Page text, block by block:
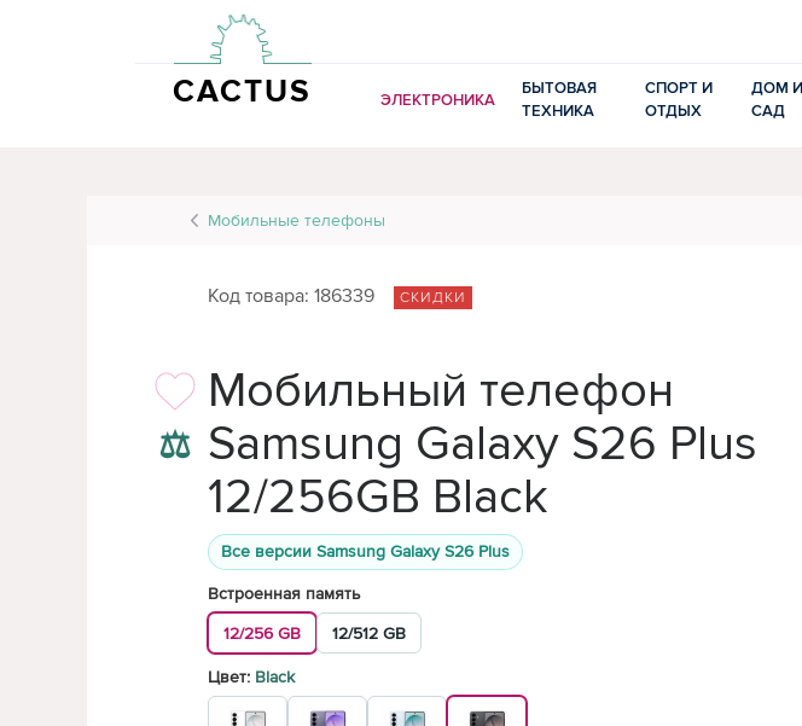
CACTUS ЭЛЕКТРОНИКА
БЫТОВАЯ
ТЕХНИКА
СПОРТ И
ОТДЫХ
ДОМ И
САД
Мобильные телефоны
Код товара: 186339 СКИДКИ
⚖
Мобильный телефон
Samsung Galaxy S26 Plus
12/256GB Black
Все версии Samsung Galaxy S26 Plus
Встроенная память
12/256 GB
12/512 GB
Цвет: Black